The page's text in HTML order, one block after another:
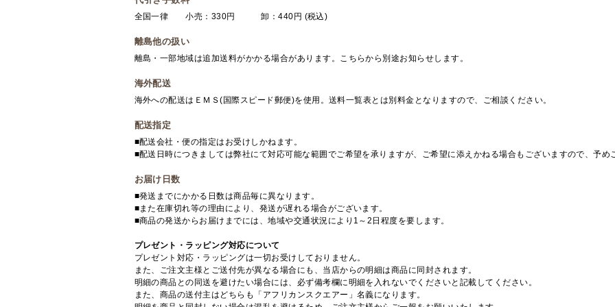
全国一律 小売：330円 卸：440円 (税込)
離島他の扱い
離島・一部地域は追加送料がかかる場合があります。こちらから別途お知らせします。
海外配送
海外への配送はＥＭＳ(国際スピード郵便)を使用。送料一覧表とは別料金となりますので、ご相談ください。
配送指定
■配送会社・便の指定はお受けしかねます。
■配送日時につきましては弊社にて対応可能な範囲でご希望を承りますが、ご希望に添えかねる場合もございますので、予め
お届け日数
■発送までにかかる日数は商品毎に異なります。
■また在庫切れ等の理由により、発送が遅れる場合がございます。
■商品の発送からお届けまでには、地域や交通状況により1～2日程度を要します。
プレゼント・ラッピング対応について
プレゼント対応・ラッピングは一切お受けしておりません。
また、ご注文主様とご送付先が異なる場合にも、当店からの明細は商品に同封されます。
明細の商品との同送を避けたい場合には、必ず備考欄に明細を入れないでくださいと記載してください。
また、商品の送付主はどちらも「アフリカンスクエアー」名義になります。